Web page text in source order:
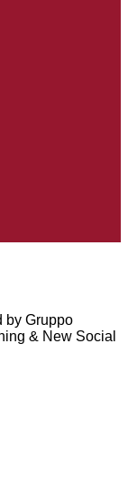
by Gruppo
& New Social